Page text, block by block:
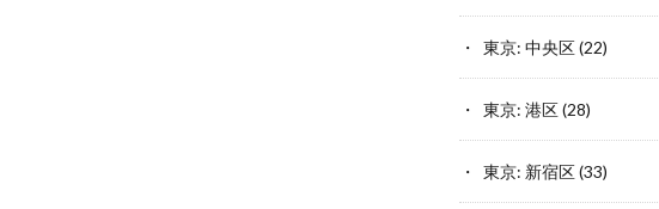
東京: 中央区(22)
東京: 港区(28)
東京: 新宿区(33)